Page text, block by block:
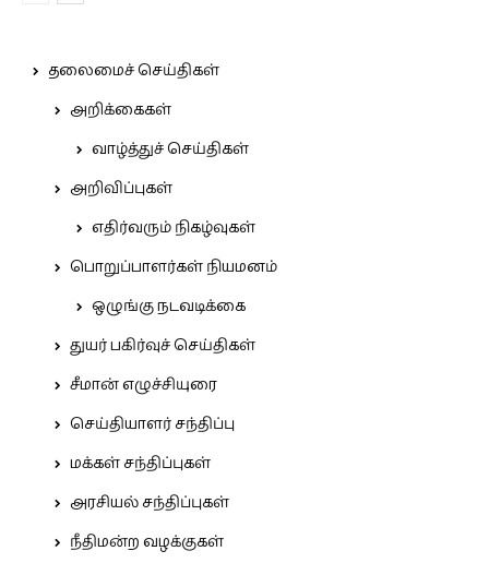
தலைமைச் செய்திகள்
அறிக்கைகள்
வாழ்த்துச் செய்திகள்
அறிவிப்புகள்
எதிர்வரும் நிகழ்வுகள்
பொறுப்பாளர்கள் நியமனம்
ஒழுங்கு நடவடிக்கை
துயர் பகிர்வுச் செய்திகள்
சீமான் எழுச்சியுரை
செய்தியாளர் சந்திப்பு
மக்கள் சந்திப்புகள்
அரசியல் சந்திப்புகள்
நீதிமன்ற வழக்குகள்